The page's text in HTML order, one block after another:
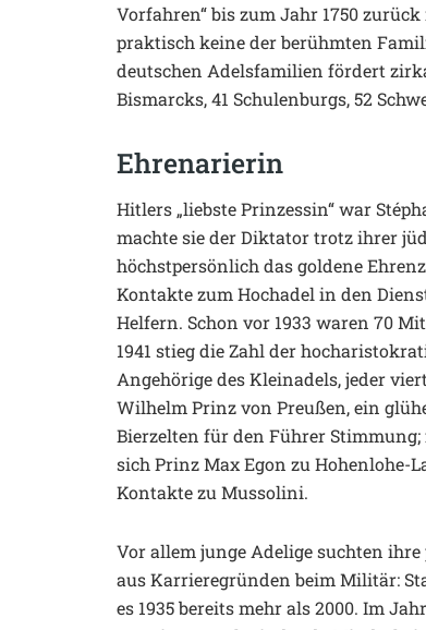
Vorfahren“ bis zum Jahr 1750
praktisch keine der berühmten
deutschen Adelsfamilien fördert
Bismarcks, 41 Schulenburgs, 52
Ehrenarierin
Hitlers „liebste Prinzessin“ war
machte sie der Diktator trotz ihrer
höchstpersönlich das goldene
Kontakte zum Hochadel in den
Helfern. Schon vor 1933 waren 70
1941 stieg die Zahl der
Angehörige des Kleinadels, jeder
Wilhelm Prinz von Preußen, ein
Bierzelten für den Führer
sich Prinz Max Egon zu Hohenlohe-
Kontakte zu Mussolini.
Vor allem junge Adelige suchten
aus Karrieregründen beim Militär:
es 1935 bereits mehr als 2000. Im